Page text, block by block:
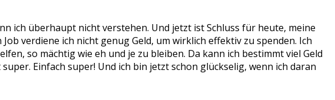
ich überhaupt nicht verstehen. Und jetzt ist Schluss für heute, meine
verdiene ich nicht genug Geld, um wirklich effektiv zu spenden. Ich
so mächtig wie eh und je zu bleiben. Da kann ich bestimmt viel Geld
Einfach super! Und ich bin jetzt schon glückselig, wenn ich daran